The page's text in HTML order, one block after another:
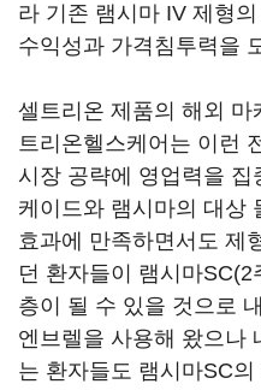
라 기존 램시마 IV 제형
수익성과 가격침투력을
셀트리온 제품의 해외 마
트리온헬스케어는 이런
시장 공략에 영업력을 집
케이드와 램시마의 대상
효과에 만족하면서도 제
던 환자들이 램시마
층이 될 수 있을 것으로
엔브렐을 사용해 왔으나
는 환자들도 램시마SC